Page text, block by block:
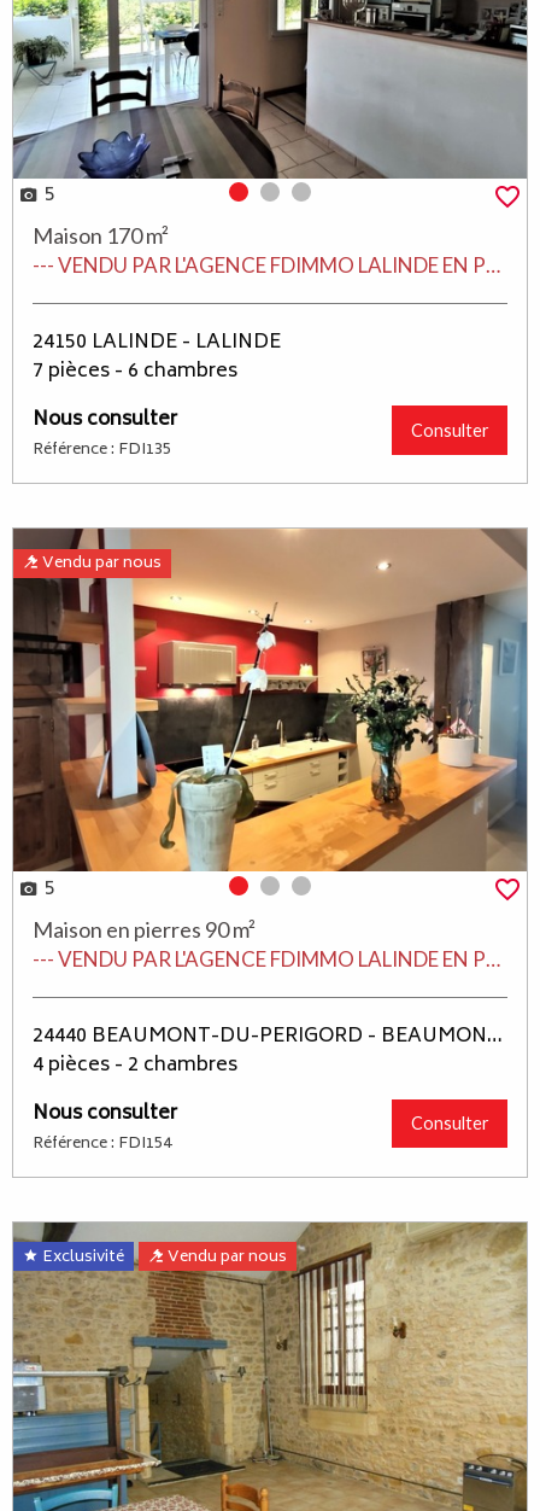
5 Photo 0
Photo 1Photo 2
Maison 170 m²
--- VENDU PAR L'AGENCE FDIMMO LALINDE EN PERIGORD ---
24150 LALINDE - LALINDE
7 pièces - 6 chambres
Nous consulter
Référence : FDI135
Consulter
Vendu par nous
5 Photo 0
Photo 1Photo 2
Maison en pierres 90 m²
--- VENDU PAR L'AGENCE FDIMMO LALINDE EN PERIGORD ---
24440 BEAUMONT-DU-PERIGORD - BEAUMONT DU PERIGORD
4 pièces - 2 chambres
Nous consulter
Référence : FDI154
Consulter
Exclusivité Vendu par nous